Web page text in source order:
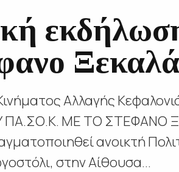
Αλλαγής
ΜΕ ΤΟ ΣΤΕΦΑΝΟ
ανοικτή
στην Αίθουσα...